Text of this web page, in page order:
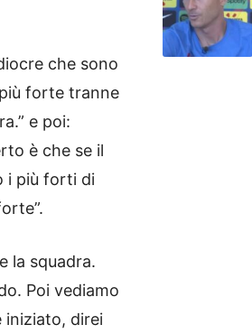
che sono
forte tranne
e poi:
è che se il
i più forti di
la squadra.
Poi vediamo
iniziato, direi